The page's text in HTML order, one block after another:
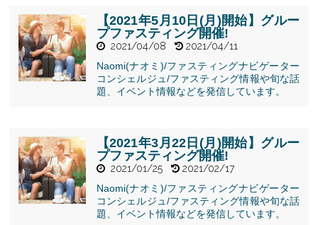
ークにグルー
プファスティ
ング開催!">
ング開催!">
【2021年5月10日(月)開始】グルー
プファスティング開催!
2021/04/08
2021/04/11
Naomi(ナオミ)/ファスティングナビゲーター
コンシェルジュ/ファスティング情報や旬な話
題、イベント情報などを発信しています。
【2021年3月22日(月)開始】グルー
プファスティング開催!
2021/01/25
2021/02/17
Naomi(ナオミ)/ファスティングナビゲーター
コンシェルジュ/ファスティング情報や旬な話
題、イベント情報などを発信しています。